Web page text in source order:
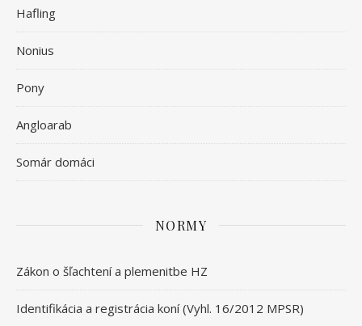
Hafling
Nonius
Pony
Angloarab
Somár domáci
NORMY
Zákon o šľachtení a plemenitbe HZ
Identifikácia a registrácia koní (Vyhl. 16/2012 MPSR)